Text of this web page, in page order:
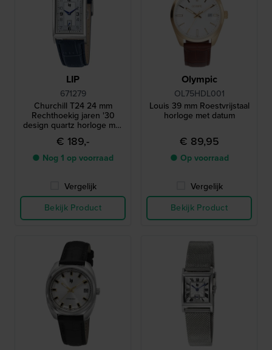
LIP
671279
Churchill T24 24 mm
Rechthoekig jaren '30
design quartz horloge met
kleine secondewijzer
€ 189,-
● Nog 1 op voorraad
Vergelijk
Bekijk Product
Olympic
OL75HDL001
Louis 39 mm Roestvrijstaal
horloge met datum
€ 89,95
● Op voorraad
Vergelijk
Bekijk Product